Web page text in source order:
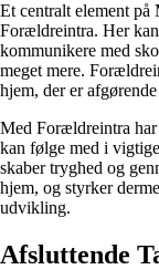
Et centralt element på
Forældreintra. Her
kommunikere med
meget mere.
hjem, der er
Med Forældreintra
kan følge med i
skaber tryghed og
hjem, og styrker
udvikling.
Afsluttende